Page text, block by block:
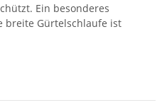
Ein besonderes
breite Gürtelschlaufe ist